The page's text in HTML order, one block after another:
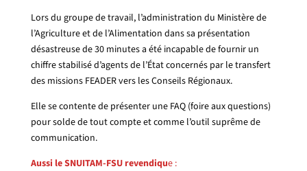
Lors du groupe de travail, l’administration du Ministère de
l’Agriculture et de l’Alimentation dans sa présentation
désastreuse de 30 minutes a été incapable de fournir un
chiffre stabilisé d’agents de l’État concernés par le transfert
des missions FEADER vers les Conseils Régionaux.
Elle se contente de présenter une FAQ (foire aux questions)
pour solde de tout compte et comme l’outil suprême de
communication.
Aussi le SNUITAM-FSU revendique :